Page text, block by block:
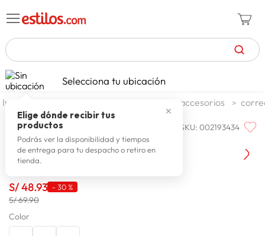
TÉRMINOS MÁS BUSCADOS
1. zapatillas mujer
2. celulares
3. zapatillas hombre
4. zapatillas
6. tv
7.
Selecciona tu ubicación
✕
Elige dónde recibir tus
productos
Podrás ver la disponibilidad y tiempos
de entrega para tu despacho o retiro en
tienda.
moda y accesorios hombre accesorios
ESSENCE SKU:002193434
Correa Hombre Essence Cosme
S/48.93 - 30 %
S/ 69.90
Color